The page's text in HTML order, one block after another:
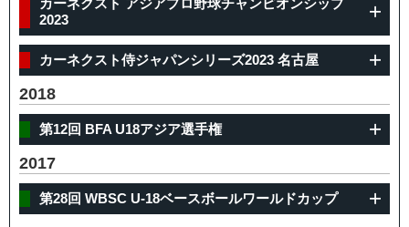
カーネクスト アジアプロ野球チャンピオンシップ
2023
カーネクスト侍ジャパンシリーズ2023 名古屋
2018
第12回 BFA U18アジア選手権
2017
第28回 WBSC U-18ベースボールワールドカップ